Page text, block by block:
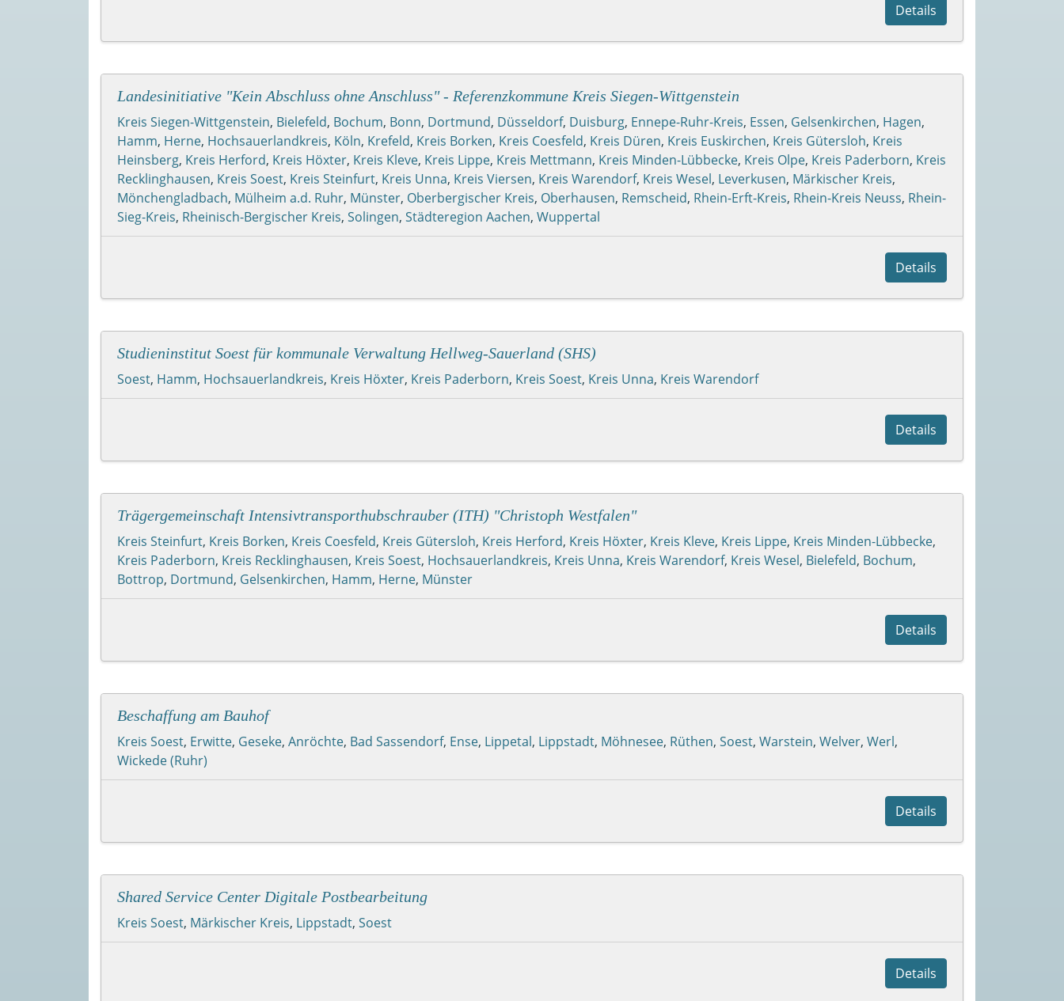
Details
Landesinitiative "Kein Abschluss ohne Anschluss" - Referenzkommune Kreis Siegen-Wittgenstein
Kreis Siegen-Wittgenstein, Bielefeld, Bochum, Bonn, Dortmund, Düsseldorf, Duisburg, Ennepe-Ruhr-Kreis, Essen, Gelsenkirchen, Hagen,
Hamm, Herne, Hochsauerlandkreis, Köln, Krefeld, Kreis Borken, Kreis Coesfeld, Kreis Düren, Kreis Euskirchen, Kreis Gütersloh, Kreis
Heinsberg, Kreis Herford, Kreis Höxter, Kreis Kleve, Kreis Lippe, Kreis Mettmann, Kreis Minden-Lübbecke, Kreis Olpe, Kreis Paderborn, Kreis
Recklinghausen, Kreis Soest, Kreis Steinfurt, Kreis Unna, Kreis Viersen, Kreis Warendorf, Kreis Wesel, Leverkusen, Märkischer Kreis,
Mönchengladbach, Mülheim a.d. Ruhr, Münster, Oberbergischer Kreis, Oberhausen, Remscheid, Rhein-Erft-Kreis, Rhein-Kreis Neuss, Rhein-
Sieg-Kreis, Rheinisch-Bergischer Kreis, Solingen, Städteregion Aachen, Wuppertal
Details
Studieninstitut Soest für kommunale Verwaltung Hellweg-Sauerland (SHS)
Soest, Hamm, Hochsauerlandkreis, Kreis Höxter, Kreis Paderborn, Kreis Soest, Kreis Unna, Kreis Warendorf
Details
Trägergemeinschaft Intensivtransporthubschrauber (ITH) "Christoph Westfalen"
Kreis Steinfurt, Kreis Borken, Kreis Coesfeld, Kreis Gütersloh, Kreis Herford, Kreis Höxter, Kreis Kleve, Kreis Lippe, Kreis Minden-Lübbecke,
Kreis Paderborn, Kreis Recklinghausen, Kreis Soest, Hochsauerlandkreis, Kreis Unna, Kreis Warendorf, Kreis Wesel, Bielefeld, Bochum,
Bottrop, Dortmund, Gelsenkirchen, Hamm, Herne, Münster
Details
Beschaffung am Bauhof
Kreis Soest, Erwitte, Geseke, Anröchte, Bad Sassendorf, Ense, Lippetal, Lippstadt, Möhnesee, Rüthen, Soest, Warstein, Welver, Werl,
Wickede (Ruhr)
Details
Shared Service Center Digitale Postbearbeitung
Kreis Soest, Märkischer Kreis, Lippstadt, Soest
Details